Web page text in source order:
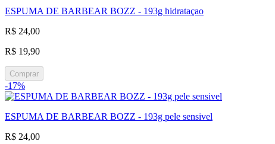
ESPUMA DE BARBEAR BOZZ - 193g hidrataçao
R$ 24,00
R$ 19,90
Comprar
-17%
ESPUMA DE BARBEAR BOZZ - 193g pele sensivel
R$ 24,00